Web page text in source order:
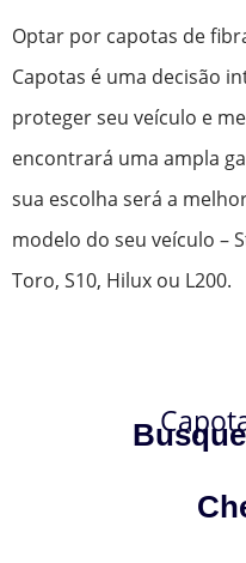
Optar por capotas de
Capotas é uma decisão
proteger seu veículo e
encontrará uma ampla
sua escolha será a
modelo do seu veículo –
Toro, S10, Hilux ou L200.